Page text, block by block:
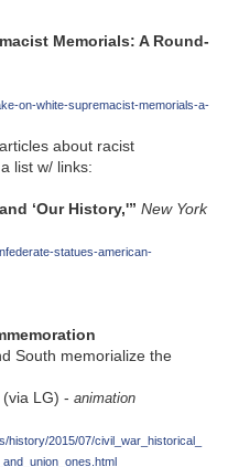
Memorials: A Round-
on-white-supremacist-memorials-a-
about racist
list w/ links:
‘Our History,'” New York
statues-american-
South memorialize the
LG) - animation
2015/07/civil_war_historical_